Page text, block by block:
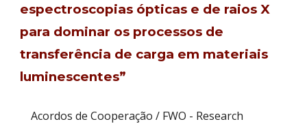
espectroscopias ópticas e de raios X
para dominar os processos de
transferência de carga em materiais
luminescentes”
Acordos de Cooperação / FWO - Research